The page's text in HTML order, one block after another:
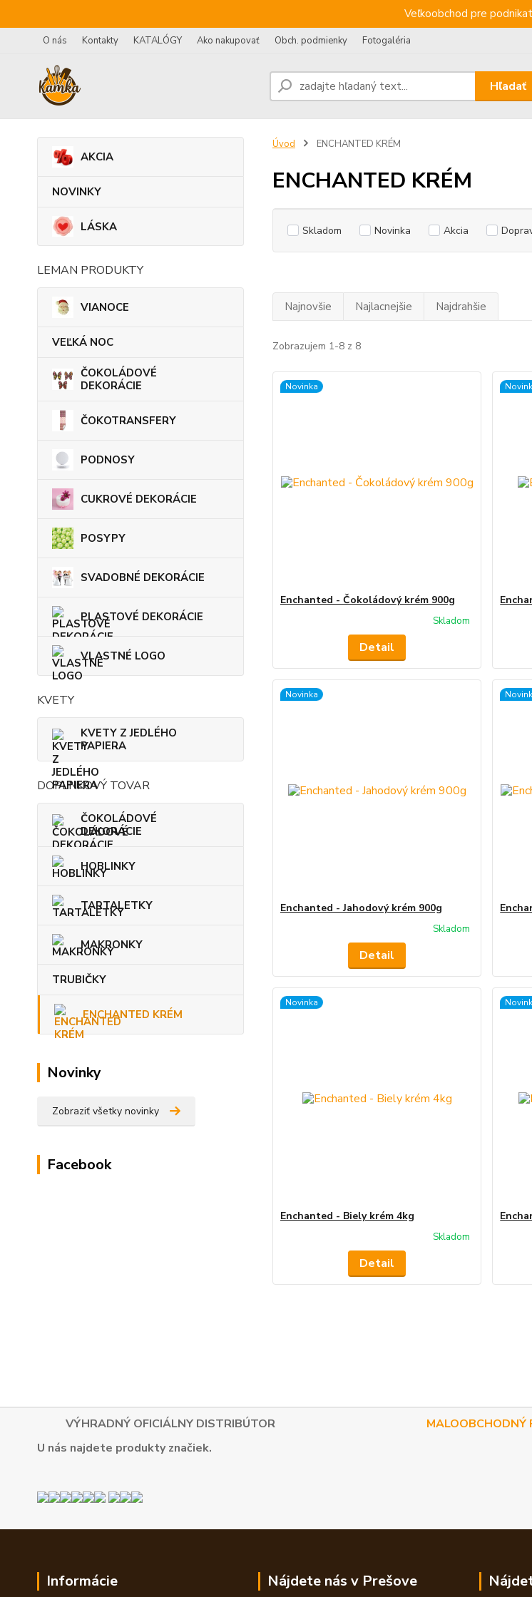
Veľkoobchod pre
O nás Kontakty KATALÓGY Ako nakupovať Obch. podmienky Fotogaléria
Hľadať
AKCIA
NOVINKY
LÁSKA
LEMAN PRODUKTY
VIANOCE
VEĽKÁ NOC
ČOKOLÁDOVÉ
DEKORÁCIE
ČOKOTRANSFERY
PODNOSY
CUKROVÉ DEKORÁCIE
POSYPY
SVADOBNÉ DEKORÁCIE
PLASTOVÉ DEKORÁCIE
VLASTNÉ LOGO
KVETY
KVETY Z JEDLÉHO
PAPIERA
DOPLNKOVÝ TOVAR
ČOKOLÁDOVÉ
DEKORÁCIE
HOBLINKY
TARTALETKY
MAKRONKY
TRUBIČKY
ENCHANTED KRÉM
Novinky
Zobraziť všetky novinky
Facebook
Úvod ENCHANTED KRÉM
ENCHANTED KRÉM
Skladom Novinka Akcia
Najnovšie Najlacnejšie Najdrahšie
Zobrazujem 1-8 z 8
Novinka
Enchanted - Čokoládový krém 900g
Skladom
Detail
Novinka
Enchanted - Jahodový krém 900g
Skladom
Detail
Novinka
Enchanted - Biely krém 4kg
Skladom
Detail
VÝHRADNÝ OFICIÁLNY DISTRIBÚTOR
MALOOBCHODNÝ
U nás najdete produkty značiek.
Informácie Nájdete nás v Prešove